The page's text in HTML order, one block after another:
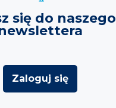
się do naszego
Zaloguj się